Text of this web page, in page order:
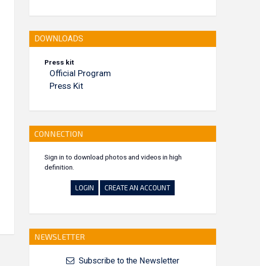
DOWNLOADS
Press kit
Official Program
Press Kit
CONNECTION
Sign in to download photos and videos in high
definition.
LOGIN CREATE AN ACCOUNT
NEWSLETTER
Subscribe to the Newsletter